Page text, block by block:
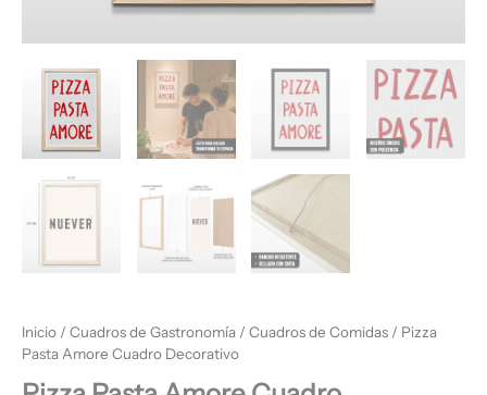
Inicio / Cuadros de Gastronomía / Cuadros de Comidas / Pizza
Pasta Amore Cuadro Decorativo